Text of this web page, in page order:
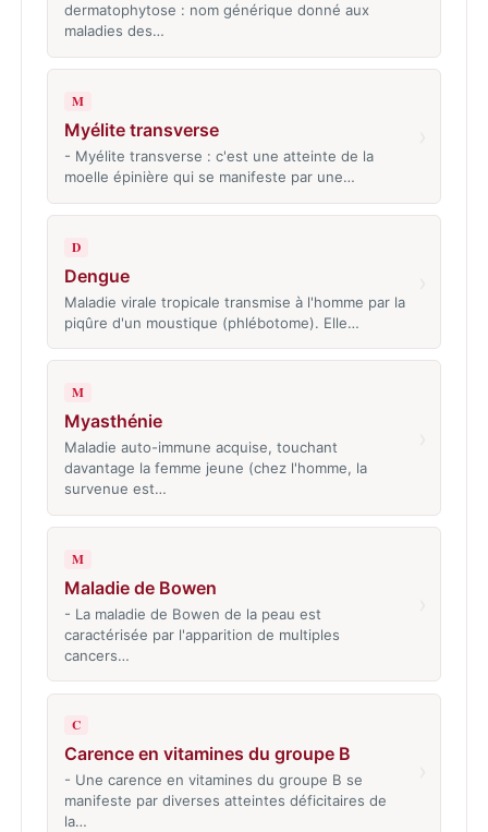
dermatophytose : nom générique donné aux
maladies des…
M
Myélite transverse
- Myélite transverse : c'est une atteinte de la
moelle épinière qui se manifeste par une…
D
Dengue
Maladie virale tropicale transmise à l'homme par la
piqûre d'un moustique (phlébotome). Elle…
M
Myasthénie
Maladie auto-immune acquise, touchant
davantage la femme jeune (chez l'homme, la
survenue est…
M
Maladie de Bowen
- La maladie de Bowen de la peau est
caractérisée par l'apparition de multiples
cancers…
C
Carence en vitamines du groupe B
- Une carence en vitamines du groupe B se
manifeste par diverses atteintes déficitaires de
la…